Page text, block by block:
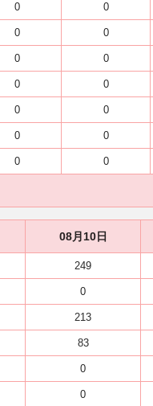
0 0
0 0
0 0
0 0
0 0
0 0
0 0
08月10日
249
0
213
83
0
0